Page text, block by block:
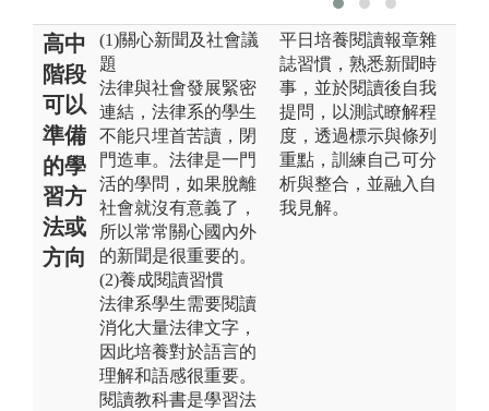
高中
階段
可以
準備
的學
習方
法或
方向
(1)關心新聞及社會議
題
法律與社會發展緊密
連結，法律系的學生
不能只埋首苦讀，閉
門造車。法律是一門
活的學問，如果脫離
社會就沒有意義了，
所以常常關心國內外
的新聞是很重要的。
(2)養成閱讀習慣
法律系學生需要閱讀
消化大量法律文字，
因此培養對於語言的
理解和語感很重要。
閱讀教科書是學習法
平日培養閱讀報章雜
誌習慣，熟悉新聞時
事，並於閱讀後自我
提問，以測試瞭解程
度，透過標示與條列
重點，訓練自己可分
析與整合，並融入自
我見解。